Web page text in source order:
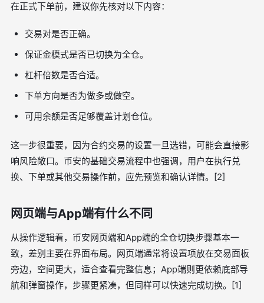
在正式下单前，建议你先核对以下内容：
交易对是否正确。
保证金模式是否已切换为全仓。
杠杆倍数是否合适。
下单方向是否为做多或做空。
可用余额是否足够覆盖计划仓位。
这一步很重要，因为合约交易的设置一旦选错，可能会直接影
响风险敞口。币安的基础交易流程中也强调，用户在执行兑
换、下单或其他交易操作前，应先预览和确认详情。[2]
网页端与App端有什么不同
从操作逻辑看，币安网页端和App端的全仓切换步骤基本一
致，差别主要在界面布局。网页端通常将设置项放在交易面板
旁边，空间更大，适合查看完整信息；App端则更依赖底部导
航和弹窗操作，步骤更紧凑，但同样可以快速完成切换。[1]